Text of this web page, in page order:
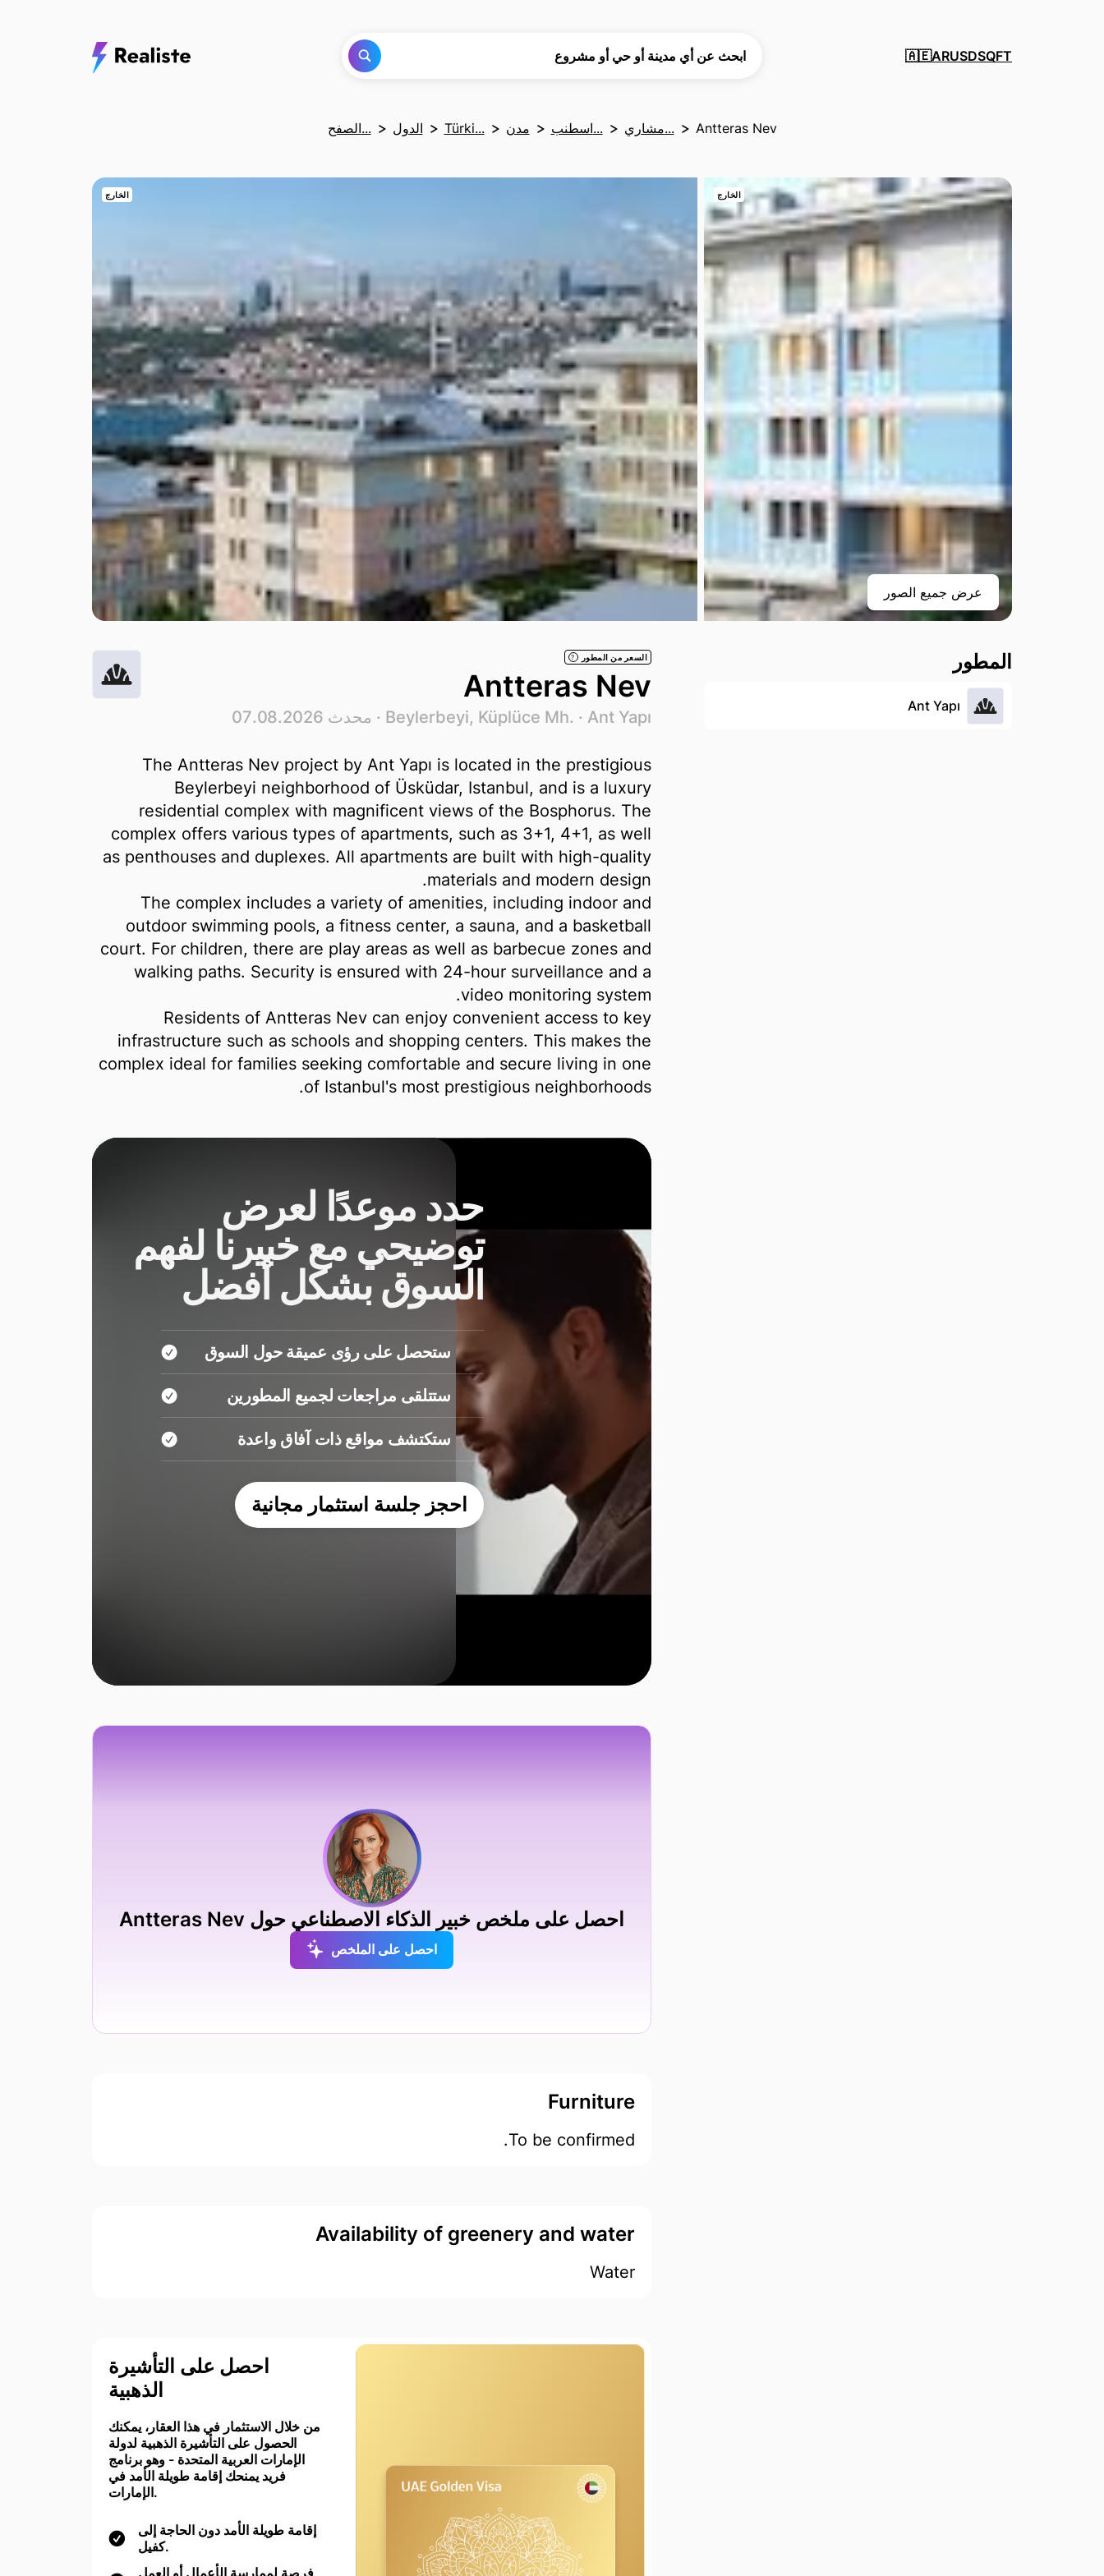
ابحث عن أي مدينة أو حي أو مشروع
🇦🇪ARUSDSQFT
الصفح... الدول Türki... مدن اسطنب... مشاري... Antteras Nev
الخارج الخارج
عرض جميع الصور
السعر من المطور ?
Antteras Nev
Beylerbeyi, Küplüce Mh. · Ant Yapı · محدث 07.08.2026
The Antteras Nev project by Ant Yapı is located in the prestigious
Beylerbeyi neighborhood of Üsküdar, Istanbul, and is a luxury
residential complex with magnificent views of the Bosphorus. The
complex offers various types of apartments, such as 3+1, 4+1, as well
as penthouses and duplexes. All apartments are built with high-quality
materials and modern design.
The complex includes a variety of amenities, including indoor and
outdoor swimming pools, a fitness center, a sauna, and a basketball
court. For children, there are play areas as well as barbecue zones and
walking paths. Security is ensured with 24-hour surveillance and a
video monitoring system.
Residents of Antteras Nev can enjoy convenient access to key
infrastructure such as schools and shopping centers. This makes the
complex ideal for families seeking comfortable and secure living in one
of Istanbul's most prestigious neighborhoods.
حدد موعدًا لعرض
توضيحي مع خبيرنا لفهم
السوق بشكل أفضل
ستحصل على رؤى عميقة حول السوق
ستتلقى مراجعات لجميع المطورين
ستكتشف مواقع ذات آفاق واعدة
احجز جلسة استثمار مجانية
احصل على ملخص خبير الذكاء الاصطناعي حول Antteras Nev
احصل على الملخص
Furniture
To be confirmed.
Availability of greenery and water
Water
احصل على التأشيرة
الذهبية
من خلال الاستثمار في هذا العقار، يمكنك
الحصول على التأشيرة الذهبية لدولة
الإمارات العربية المتحدة - وهو برنامج
فريد يمنحك إقامة طويلة الأمد في
الإمارات.
إقامة طويلة الأمد دون الحاجة إلى
كفيل.
فرصة لممارسة الأعمال أو العمل
المطور
Ant Yapı